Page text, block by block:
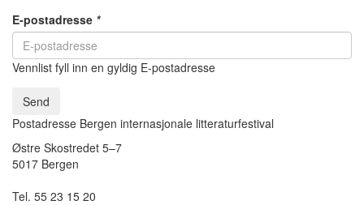
E-postadresse *
Vennlist fyll inn en gyldig E-postadresse
Send
Postadresse Bergen internasjonale litteraturfestival
Østre Skostredet 5–7
5017 Bergen
Tel. 55 23 15 20